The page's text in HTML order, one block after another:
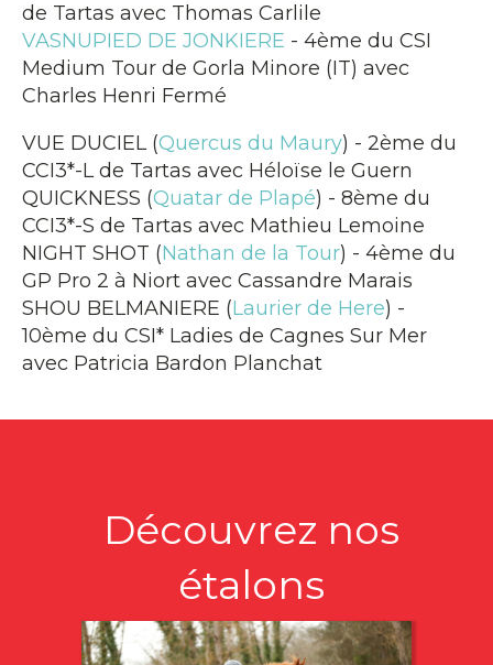
de Tartas avec Thomas Carlile
VASNUPIED DE JONKIERE - 4ème du CSI
Medium Tour de Gorla Minore (IT) avec
Charles Henri Fermé
VUE DUCIEL (Quercus du Maury) - 2ème du
CCI3*-L de Tartas avec Héloïse le Guern
QUICKNESS (Quatar de Plapé) - 8ème du
CCI3*-S de Tartas avec Mathieu Lemoine
NIGHT SHOT (Nathan de la Tour) - 4ème du
GP Pro 2 à Niort avec Cassandre Marais
SHOU BELMANIERE (Laurier de Here) -
10ème du CSI* Ladies de Cagnes Sur Mer
avec Patricia Bardon Planchat
Découvrez nos
étalons